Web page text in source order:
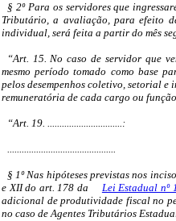
§ 2º Para os servidores que
Tributário, a avaliação, para efeito
individual, será feita a partir do mês
“Art. 15. No caso de servidor que
mesmo período tomado como base
pelos desempenhos coletivo, setorial
remuneratória de cada cargo ou
“Art. 19. ...............................:
.............................................
§ 1º Nas hipóteses previstas nos
e XII do art. 178 da
Lei Estadual nº
adicional de produtividade fiscal no
no caso de Agentes Tributários